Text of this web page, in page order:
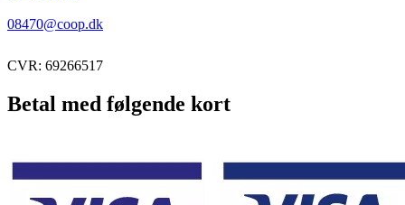
08470@coop.dk
CVR: 69266517
Betal med følgende kort